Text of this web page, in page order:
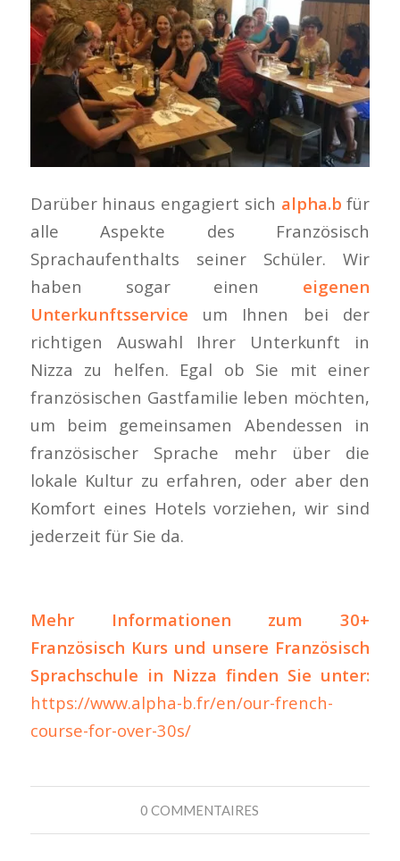
Darüber hinaus engagiert sich alpha.b für
alle Aspekte des Französisch
Sprachaufenthalts seiner Schüler. Wir
haben sogar einen eigenen
Unterkunftsservice um Ihnen bei der
richtigen Auswahl Ihrer Unterkunft in
Nizza zu helfen. Egal ob Sie mit einer
französischen Gastfamilie leben möchten,
um beim gemeinsamen Abendessen in
französischer Sprache mehr über die
lokale Kultur zu erfahren, oder aber den
Komfort eines Hotels vorziehen, wir sind
jederzeit für Sie da.
Mehr Informationen zum 30+
Französisch Kurs und unsere Französisch
Sprachschule in Nizza finden Sie unter:
https://www.alpha-b.fr/en/our-french-
course-for-over-30s/
0 COMMENTAIRES